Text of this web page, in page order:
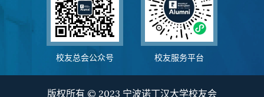
校友总会公众号 校友服务平台
版权所有 © 2023 宁波诺丁汉大学校友会